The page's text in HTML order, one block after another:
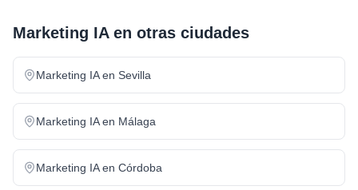
Marketing IAen otras ciudades
Marketing IAen Sevilla
Marketing IAen Málaga
Marketing IAen Córdoba